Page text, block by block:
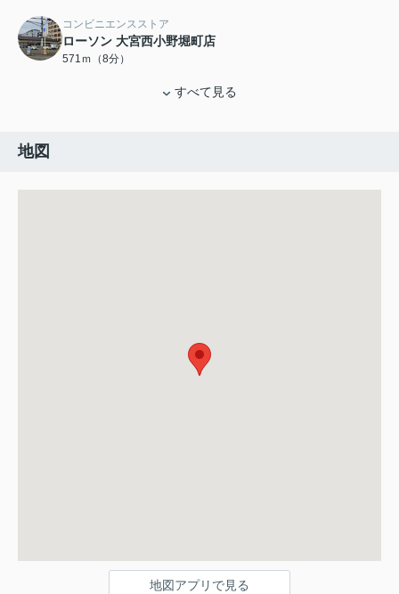
コンビニエンスストア
ローソン 大宮西小野堀町店
571ｍ（8分）
すべて見る
地図
地図アプリで見る